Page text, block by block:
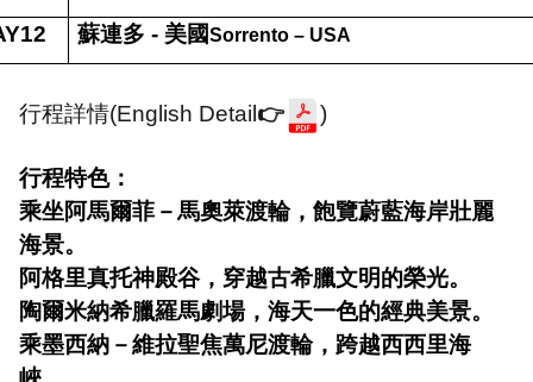
蘇連多 - 美國Sorrento – USA
行程詳情(English Detail 👉 )
行程特色：
乘坐阿馬爾菲－馬奧萊渡輪，飽覽蔚藍海岸壯麗
海景。
阿格里真托神殿谷，穿越古希臘文明的榮光。
陶爾米納希臘羅馬劇場，海天一色的經典美景。
乘墨西納－維拉聖焦萬尼渡輪，跨越西西里海